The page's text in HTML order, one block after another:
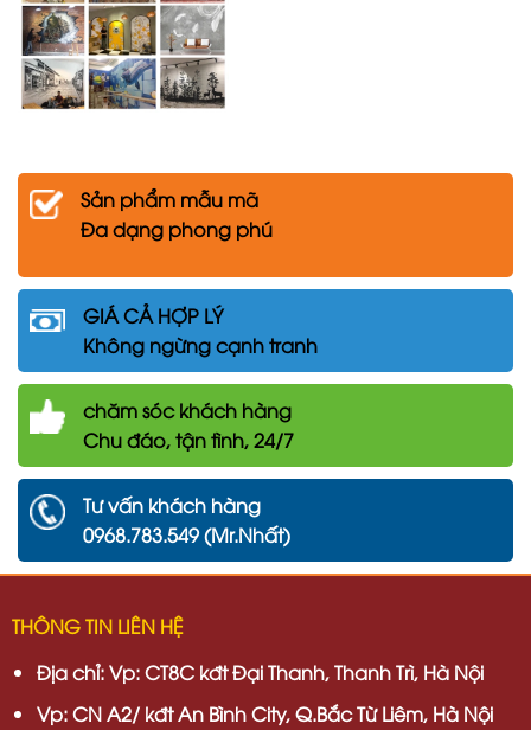
Sản phẩm mẫu mã
Đa dạng phong phú
GIÁ CẢ HỢP LÝ
Không ngừng cạnh tranh
chămsóc khách hàng
Chu đáo, tận tình, 24/7
Tư vấn khách hàng
0968.783.549 (Mr.Nhất)
THÔNG TIN LIÊN HỆ
Địa chỉ: Vp: CT8C kđt Đại Thanh, Thanh Trì, Hà Nội
Vp: CN A2/ kđt An Bình City, Q.Bắc Từ Liêm, Hà Nội